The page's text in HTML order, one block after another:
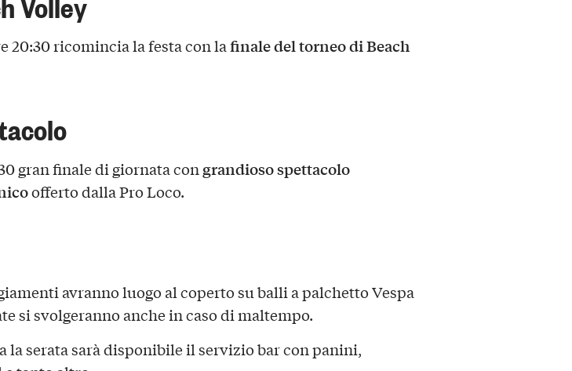
20:30 ricomincia la festa con lafinale del torneo di Beach
gran finale di giornata congrandioso spettacolo
offerto dalla Pro Loco.
avranno luogo al coperto su balli a palchetto Vespa
si svolgeranno anche in caso di maltempo.
la serata sarà disponibile il servizio bar con panini,